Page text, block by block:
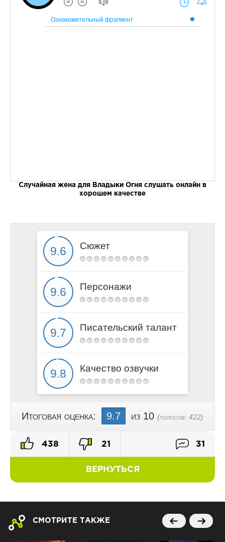
Ознакомительный фрагмент
Случайная жена для Владыки Огня слушать онлайн в
хорошем качестве
Сюжет
Персонажи
Писательский талант
Качество озвучки
Итоговая оценка: 9.7 из 10 (голосов: 422)
ВЕРНУТЬСЯ
438 21 31
СМОТРИТЕ ТАКЖЕ